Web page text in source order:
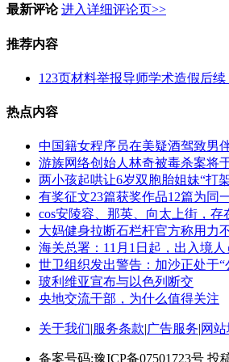
最新评论 进入详细评论页>>
推荐内容
123页材料举报导师学术造假后
热点内容
中国籍女程序员在美疑酒驾致男
游族网络创始人林奇被毒杀案将
两小孩起哄让6岁双胞胎姐妹“打
有奖征文23篇获奖作品12篇为同
cos安陵容、那英、向太上街，存
大妈健身拉断石栏杆官方称用力
海关总署：11月1日起，出入境
世卫组织发出警告：加沙正处于
玻利维亚宣布与以色列断交
央地交流干部，为什么值得关注
关于我们|服务条款|广告服务|网
备案号码:豫ICP备07501723号 投